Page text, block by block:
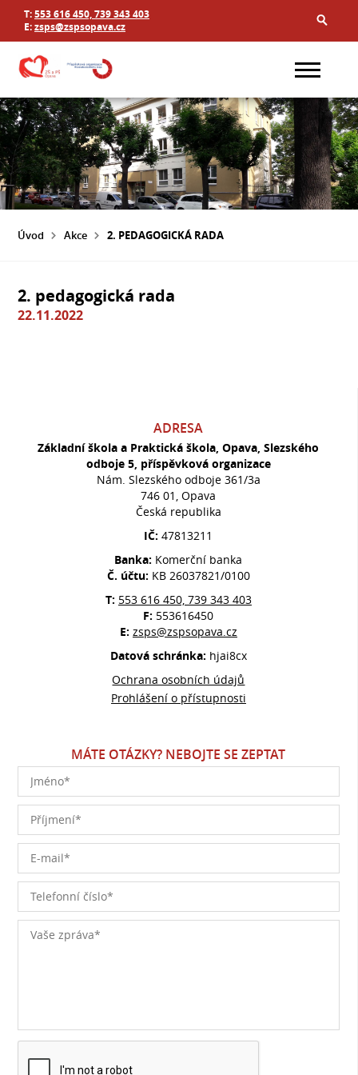
T:553 616 450, 739 343 403
E:zsps@zspsopava.cz
Úvod Akce 2. PEDAGOGICKÁ RADA
2. pedagogická rada
22.11.2022
ADRESA
Základní škola a Praktická škola, Opava, Slezského
odboje 5, příspěvková organizace
Nám. Slezského odboje 361/3a
746 01, Opava
Česká republika
IČ:47813211
Banka: Komerční banka
Č. účtu: KB 26037821/0100
T: 553 616 450, 739 343 403
F: 553616450
E: zsps@zspsopava.cz
Datová schránka: hjai8cx
Ochrana osobních údajů
Prohlášení o přístupnosti
MÁTE OTÁZKY? NEBOJTE SE ZEPTAT